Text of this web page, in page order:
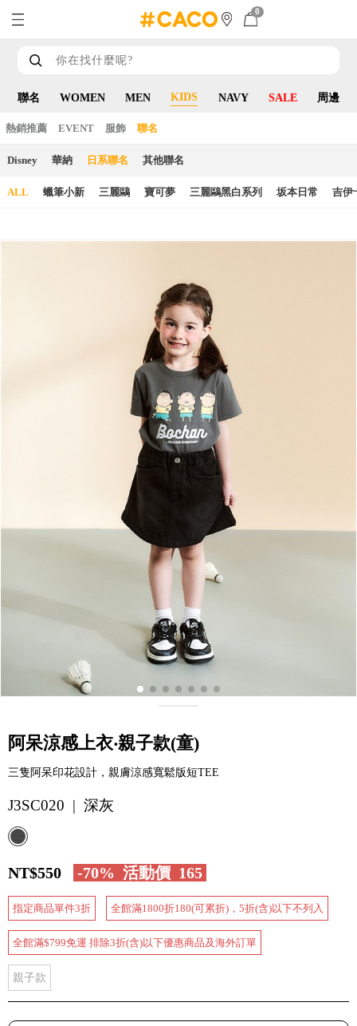
0
聯名 WOMEN MEN KIDS NAVY SALE 周邊
熱銷推薦 EVENT 服飾 聯名
Disney 華納 日系聯名 其他聯名
ALL 蠟筆小新 三麗鷗 寶可夢 三麗鷗黑白系列 坂本日常 吉伊
阿呆涼感上衣‧親子款(童)
三隻阿呆印花設計，親膚涼感寬鬆版短TEE
J3SC020 | 深灰
NT$550 -70% 活動價 165
指定商品單件3折 全館滿1800折180(可累折)，5折(含)以下不列入
全館滿$799免運 排除3折(含)以下優惠商品及海外訂單
親子款